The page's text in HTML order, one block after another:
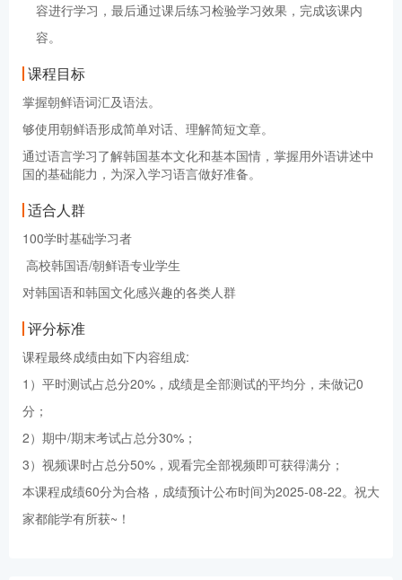
容进行学习，最后通过课后练习检验学习效果，完成该课内
容。
课程目标
掌握朝鲜语词汇及语法。
够使用朝鲜语形成简单对话、理解简短文章。
通过语言学习了解韩国基本文化和基本国情，掌握用外语讲述中
国的基础能力，为深入学习语言做好准备。
适合人群
100学时基础学习者
高校韩国语/朝鲜语专业学生
对韩国语和韩国文化感兴趣的各类人群
评分标准
课程最终成绩由如下内容组成:
1）平时测试占总分20%，成绩是全部测试的平均分，未做记0
分；
2）期中/期末考试占总分30%；
3）视频课时占总分50%，观看完全部视频即可获得满分；
本课程成绩60分为合格，成绩预计公布时间为2025-08-22。祝大
家都能学有所获~！